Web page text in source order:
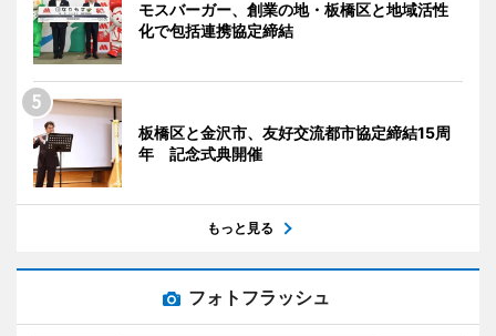
モスバーガー、創業の地・板橋区と地域活性
化で包括連携協定締結
板橋区と金沢市、友好交流都市協定締結15周
年 記念式典開催
もっと見る
フォトフラッシュ